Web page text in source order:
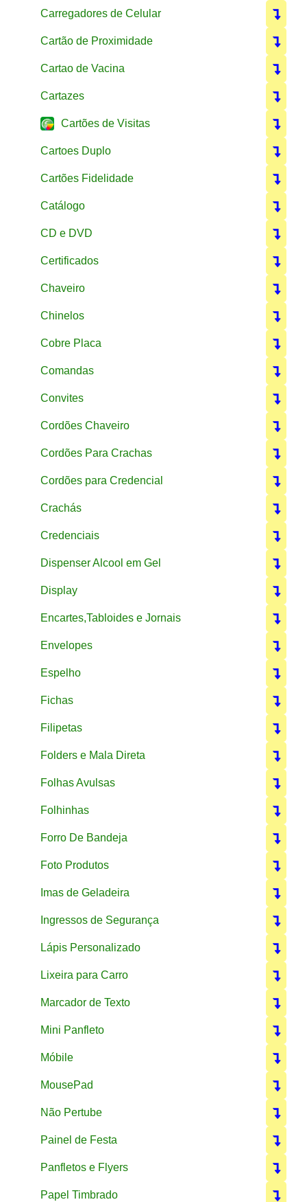
Carregadores de Celular
Cartão de Proximidade
Cartao de Vacina
Cartazes
Cartões de Visitas
Cartoes Duplo
Cartões Fidelidade
Catálogo
CD e DVD
Certificados
Chaveiro
Chinelos
Cobre Placa
Comandas
Convites
Cordões Chaveiro
Cordões Para Crachas
Cordões para Credencial
Crachás
Credenciais
Dispenser Alcool em Gel
Display
Encartes,Tabloides e Jornais
Envelopes
Espelho
Fichas
Filipetas
Folders e Mala Direta
Folhas Avulsas
Folhinhas
Forro De Bandeja
Foto Produtos
Imas de Geladeira
Ingressos de Segurança
Lápis Personalizado
Lixeira para Carro
Marcador de Texto
Mini Panfleto
Móbile
MousePad
Não Pertube
Painel de Festa
Panfletos e Flyers
Papel Timbrado